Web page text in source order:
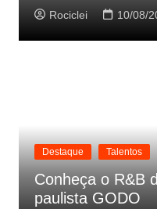
Rociclei 10/08/
Destaque Talentos
Conheça o R&B
paulista GODO